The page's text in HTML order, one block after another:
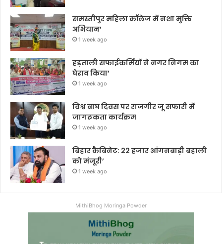
समस्तीपुर महिला कॉलेज में नशा मुक्ति
अभियान’
1 week ago
हड़ताली सफाईकर्मियों ने नगर निगम का
घेराव किया’
1 week ago
विश्व बाघ दिवस पर राजगीर जू सफारी में
जागरूकता कार्यक्रम
1 week ago
बिहार कैबिनेट: 22 हजार आंगनबाड़ी बहाली
को मंजूरी’
1 week ago
MithiBhog Moringa Powder